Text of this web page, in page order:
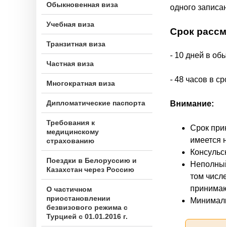
одного
Срок
- 10 дней в
- 48 часов в
Внимание:
Срок
имеется
том
н
ю
Обыкновенная виза
Учебная виза
Транзитная виза
Частная виза
Многократная виза
Дипломатические паспорта
Требования к
медицинскому
страхованию
Поездки в Белоруссию и
Казахстан через Россию
О частичном
приостановлении
безвизового режима с
Турцией с 01.01.2016 г.